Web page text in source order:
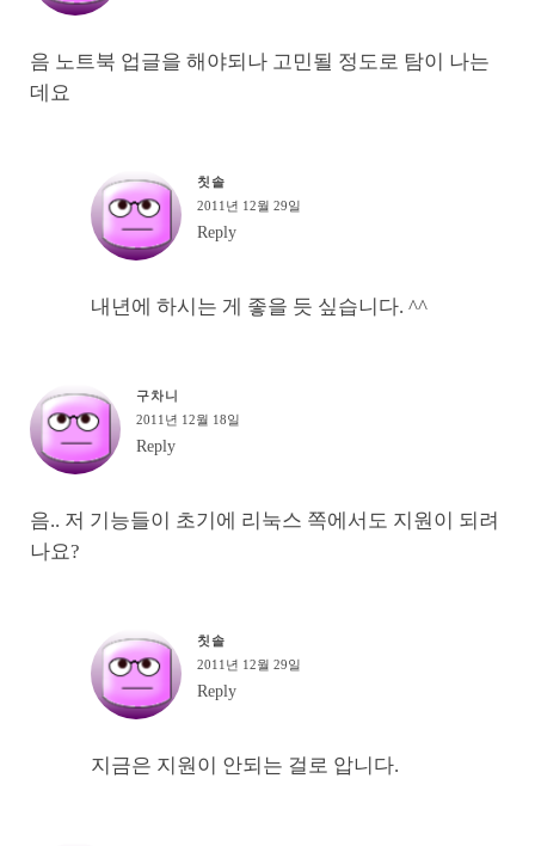
음 노트북 업글을 해야되나 고민될 정도로 탐이 나는
데요
칫솔
2011년 12월 29일
Reply
내년에 하시는 게 좋을 듯 싶습니다. ^^
구차니
2011년 12월 18일
Reply
음.. 저 기능들이 초기에 리눅스 쪽에서도 지원이 되려
나요?
칫솔
2011년 12월 29일
Reply
지금은 지원이 안되는 걸로 압니다.